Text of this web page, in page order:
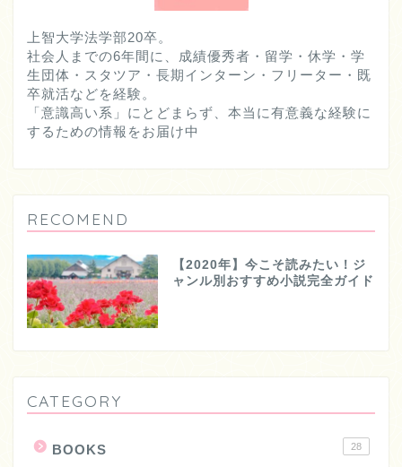
上智大学法学部20卒。
社会人までの6年間に、成績優秀者・留学・休学・学
生団体・スタツア・長期インターン・フリーター・既
卒就活などを経験。
「意識高い系」にとどまらず、本当に有意義な経験に
するための情報をお届け中
RECOMEND
【2020年】今こそ読みたい！ジ
ャンル別おすすめ小説完全ガイド
CATEGORY
BOOKS 28